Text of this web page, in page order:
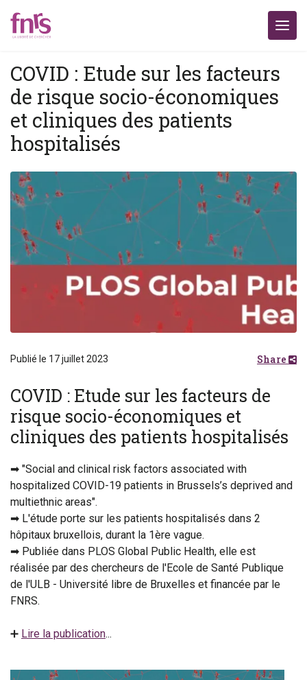
COVID : Etude sur les facteurs
de risque socio-économiques
et cliniques des patients
hospitalisés
Publié le 17 juillet 2023 Share
COVID : Etude sur les facteurs de
risque socio-économiques et
cliniques des patients hospitalisés
➡ "Social and clinical risk factors associated with
hospitalized COVID-19 patients in Brussels’s deprived and
multiethnic areas".
➡ L'étude porte sur les patients hospitalisés dans 2
hôpitaux bruxellois, durant la 1ère vague.
➡ Publiée dans PLOS Global Public Health, elle est
réalisée par des chercheurs de l'Ecole de Santé Publique
de l'ULB - Université libre de Bruxelles et financée par le
FNRS.
➕ Lire la publication...